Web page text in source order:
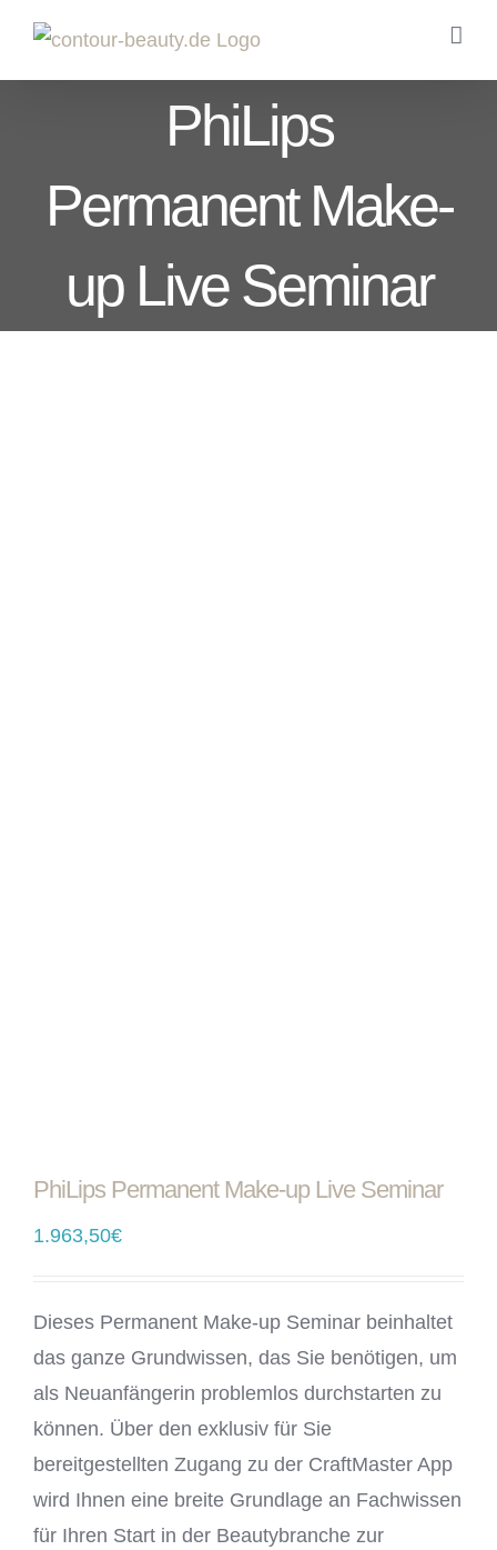
Zum
PhiLips
Permanent Make-
up Live Seminar
PhiLips Permanent Make-up Live Seminar
1.963,50€
Dieses Permanent Make-up Seminar beinhaltet
das ganze Grundwissen, das Sie benötigen, um
als Neuanfängerin problemlos durchstarten zu
können. Über den exklusiv für Sie
bereitgestellten Zugang zu der CraftMaster App
wird Ihnen eine breite Grundlage an Fachwissen
für Ihren Start in der Beautybranche zur